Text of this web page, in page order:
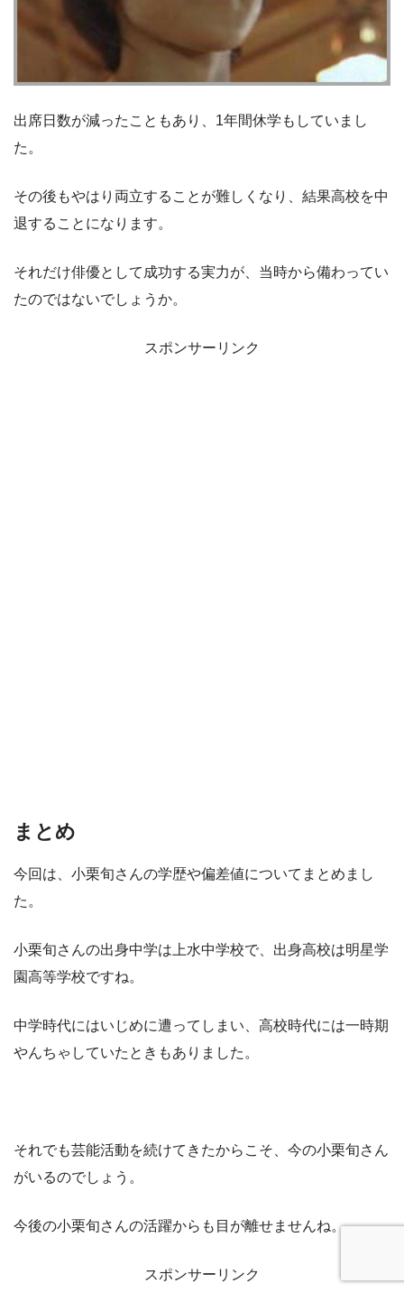
出席日数が減ったこともあり、1年間休学もしていまし
た。
その後もやはり両立することが難しくなり、結果高校を中
退することになります。
それだけ俳優として成功する実力が、当時から備わってい
たのではないでしょうか。
スポンサーリンク
まとめ
今回は、小栗旬さんの学歴や偏差値についてまとめまし
た。
小栗旬さんの出身中学は上水中学校で、出身高校は明星学
園高等学校ですね。
中学時代にはいじめに遭ってしまい、高校時代には一時期
やんちゃしていたときもありました。
それでも芸能活動を続けてきたからこそ、今の小栗旬さん
がいるのでしょう。
今後の小栗旬さんの活躍からも目が離せませんね。
スポンサーリンク